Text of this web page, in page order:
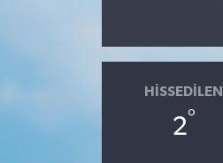
HISSEDILEN
2°